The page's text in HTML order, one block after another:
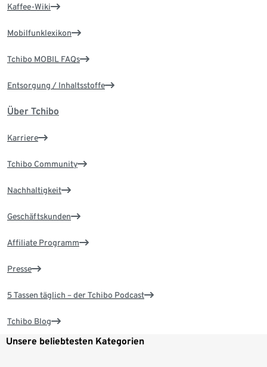
Kaffee-Wiki
Mobilfunklexikon
Tchibo MOBIL FAQs
Entsorgung / Inhaltsstoffe
Über Tchibo
Karriere
Tchibo Community
Nachhaltigkeit
Geschäftskunden
Affiliate Programm
Presse
5 Tassen täglich – der Tchibo Podcast
Tchibo Blog
Unsere beliebtesten Kategorien